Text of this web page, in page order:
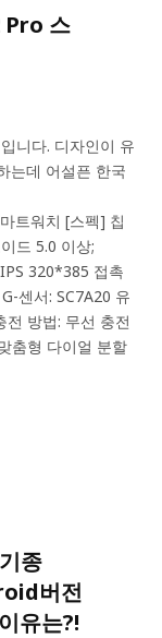
Pro 스
니다. 디자인이 유
는데 어설픈 한국
트워치 [스펙] 칩
드 5.0 이상;
320*385 접촉
센서: SC7A20 유
방법: 무선 충전
춤형 다이얼 분할
종
버전
유는?!